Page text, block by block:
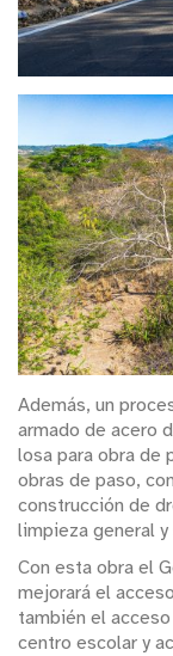
Además, un
armado de acero
losa para obra de
obras de paso,
construcción de
limpieza general
Con esta obra el
mejorará el
también el
centro escolar y